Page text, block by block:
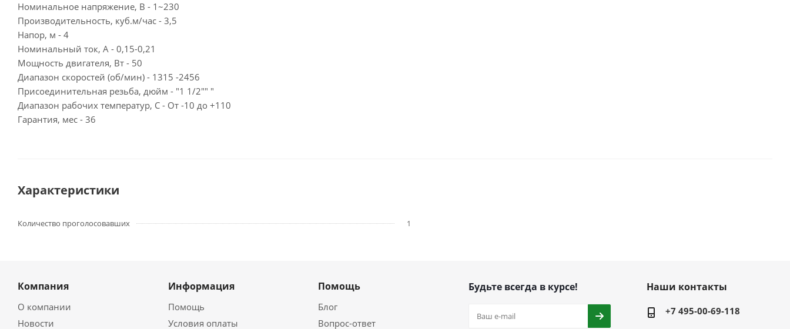
Номинальное напряжение, В - 1~230
Производительность, куб.м/час - 3,5
Напор, м - 4
Номинальный ток, А - 0,15-0,21
Мощность двигателя, Вт - 50
Диапазон скоростей (об/мин) - 1315 -2456
Присоединительная резьба, дюйм - "1 1/2"" "
Диапазон рабочих температур, С - От -10 до +110
Гарантия, мес - 36
Характеристики
Количество проголосовавших 1
Компания
О компании
Новости
Информация
Помощь
Условия оплаты
Помощь
Блог
Вопрос-ответ
Будьте всегда в курсе! Наши контакты
+7 495-00-69-118